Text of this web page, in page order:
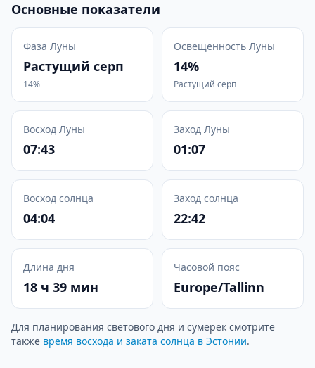
Основные показатели
Фаза Луны
Растущий серп
14%
Освещенность Луны
14%
Растущий серп
Восход Луны
07:43
Заход Луны
01:07
Восход солнца
04:04
Заход солнца
22:42
Длина дня
18 ч 39 мин
Часовой пояс
Europe/Tallinn
Для планирования светового дня и сумерек смотрите
также время восхода и заката солнца в Эстонии.